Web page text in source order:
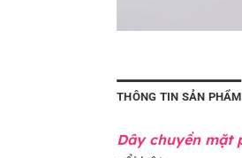
THÔNG TIN SẢN PHẨM
Dây chuyền mặt